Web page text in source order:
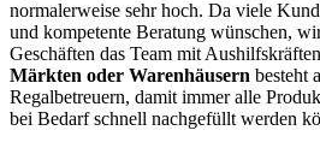
normalerweise sehr hoch. Da viele
und kompetente Beratung wünschen,
Geschäften das Team mit
Märkten oder Warenhäusern besteht
Regalbetreuern, damit immer alle
bei Bedarf schnell nachgefüllt werden